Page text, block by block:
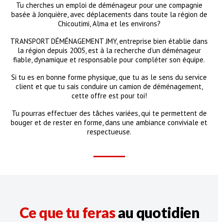
Tu cherches un emploi de déménageur pour une compagnie
basée à Jonquière, avec déplacements dans toute la région de
Chicoutimi, Alma et les environs?
TRANSPORT DÉMÉNAGEMENT JMY, entreprise bien établie dans
la région depuis 2005, est à la recherche d’un déménageur
fiable, dynamique et responsable pour compléter son équipe.
Si tu es en bonne forme physique, que tu as le sens du service
client et que tu sais conduire un camion de déménagement,
cette offre est pour toi!
Tu pourras effectuer des tâches variées, qui te permettent de
bouger et de rester en forme, dans une ambiance conviviale et
respectueuse.
Ce que tu ferasau quotidien